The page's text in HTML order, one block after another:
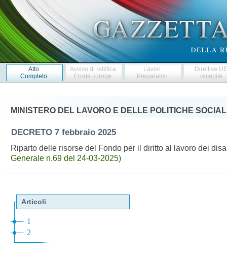
Atto
Completo
Avviso di rettifica
Errata corrige
Lavori
Preparatori
Direttive
recepite
MINISTERO DEL LAVORO E DELLE POLITICHE
DECRETO 7 febbraio 2025
Riparto delle risorse del Fondo per il diritto al lavoro dei
Generale n.69 del 24-03-2025)